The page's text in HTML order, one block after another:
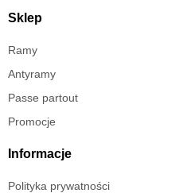
Sklep
Ramy
Antyramy
Passe partout
Promocje
Informacje
Polityka prywatności